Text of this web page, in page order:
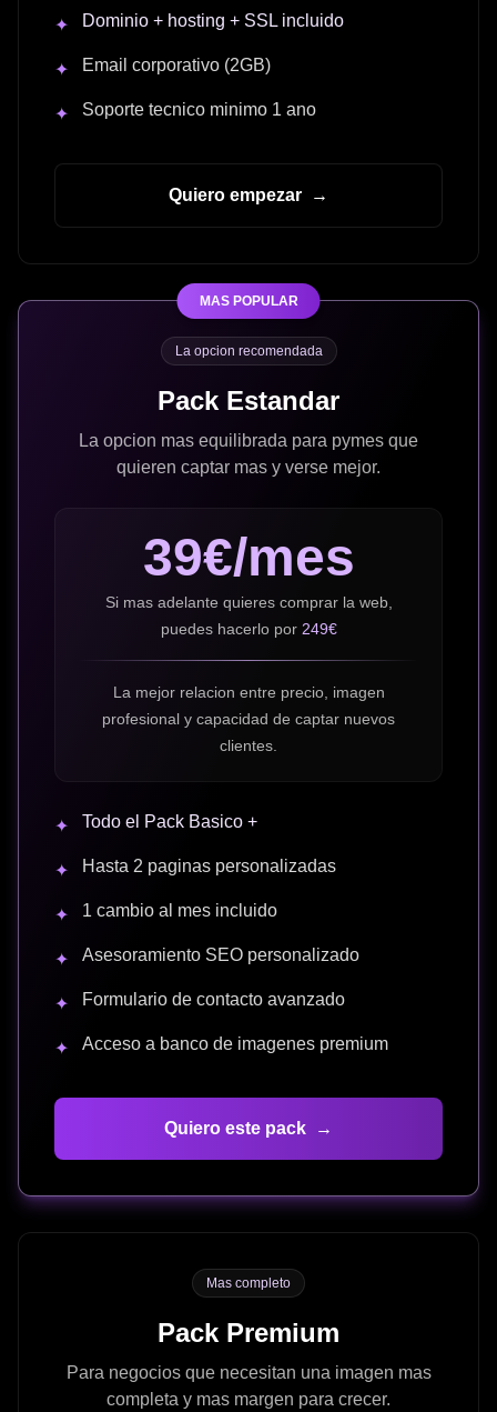
✦ Dominio + hosting + SSL incluido
✦ Email corporativo (2GB)
✦ Soporte tecnico minimo 1 ano
Quiero empezar →
MAS POPULAR
La opcion recomendada
Pack Estandar
La opcion mas equilibrada para pymes que
quieren captar mas y verse mejor.
39€/mes
Si mas adelante quieres comprar la web,
puedes hacerlo por 249€
La mejor relacion entre precio, imagen
profesional y capacidad de captar nuevos
clientes.
✦ Todo el Pack Basico +
✦ Hasta 2 paginas personalizadas
✦ 1 cambio al mes incluido
✦ Asesoramiento SEO personalizado
✦ Formulario de contacto avanzado
✦ Acceso a banco de imagenes premium
Quiero este pack →
Mas completo
Pack Premium
Para negocios que necesitan una imagen mas
completa y mas margen para crecer.